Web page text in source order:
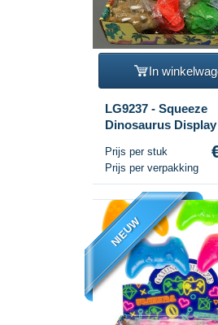
In
LG9237 - Squeeze
Dinosaurus Display
Prijs per stuk
Prijs per verpakking
NIEUW